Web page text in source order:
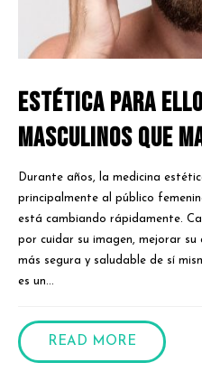
Estética para
masculinos que
Durante años, la medicina
principalmente al público
está cambiando rápidamente.
por cuidar su imagen, mejorar
más segura y saludable de sí
es un...
READ MORE